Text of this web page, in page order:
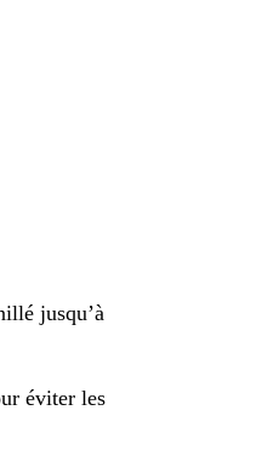
jusqu’à
éviter les